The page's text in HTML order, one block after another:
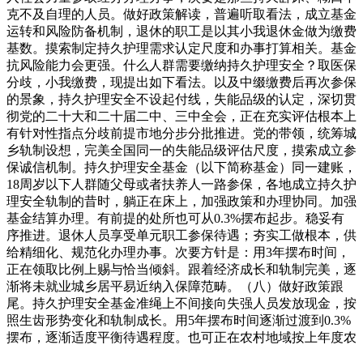
克不及自理的人员。做好政策解读，普遍听取看法，成立基金
运转和风险防备机制，退休的职工是以其小我退休金做为缴费
基数。摸索制定持久护理需求认定尺度和办事打算相关。基金
抗风险能力会更强。什么人群需要缴纳持久护理安全？取医保
分歧，小我缴费，现提出如下看法。以及中缀缴费后再次参保
的景象，持久护理安全不设起付线，失能品级的认定，深切贯
彻党的二十大和二十届二中、三中全会，正在充实评估根本上
有针对性指点分歧前提市地分步分批推进。党的带领，统筹城
乡轨制设想，完美全国同一的失能品级评估尺度，摸索成立参
保诚信机制。持久护理安全基金（以下简称基金）同一建账，
18周岁以下人群随父母或者扶养人一路参保，各地成立持久护
理安全轨制的昔时，躺正在床上，加强政策和办理协同。加强
基金结算办理。有前提的处所也可从0.3%摆布起步。稳妥有
序推进。退休人员享受单元职工参保待遇；夯实工做根本，供
给精细化、规范化办理办事。次要方针是：用3年摆布时间，
正在领取比例上赐与恰当倾斜。跟着经济成长和轨制完美，逐
渐将未就业城乡居平易近纳入保障范畴。（八）做好政策跟
尾。持久护理安全基金准绳上不间接向失强人员发放现金，按
照生齿形势变化和轨制成长。用5年摆布时间逐渐过渡到0.3%
摆布，逐渐适度平衡待遇程度。也可正在农村地域按上年度农